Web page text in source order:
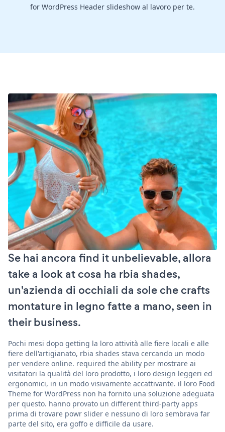
for WordPress Header slideshow al lavoro per te.
Se hai ancora find it unbelievable, allora
take a look at cosa ha rbia shades,
un'azienda di occhiali da sole che crafts
montature in legno fatte a mano, seen in
their business.
Pochi mesi dopo getting la loro attività alle fiere locali e alle
fiere dell'artigianato, rbia shades stava cercando un modo
per vendere online. required the ability per mostrare ai
visitatori la qualità del loro prodotto, i loro design leggeri ed
ergonomici, in un modo visivamente accattivante. il loro Food
Theme for WordPress non ha fornito una soluzione adeguata
per questo. hanno provato un different third-party apps
prima di trovare powr slider e nessuno di loro sembrava far
parte del sito, era goffo e difficile da usare.